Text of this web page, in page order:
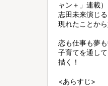
ャン＋」連載）
志田未来演じ
現れたことか
恋も仕事も夢
子育てを通し
描く！
<あらすじ>